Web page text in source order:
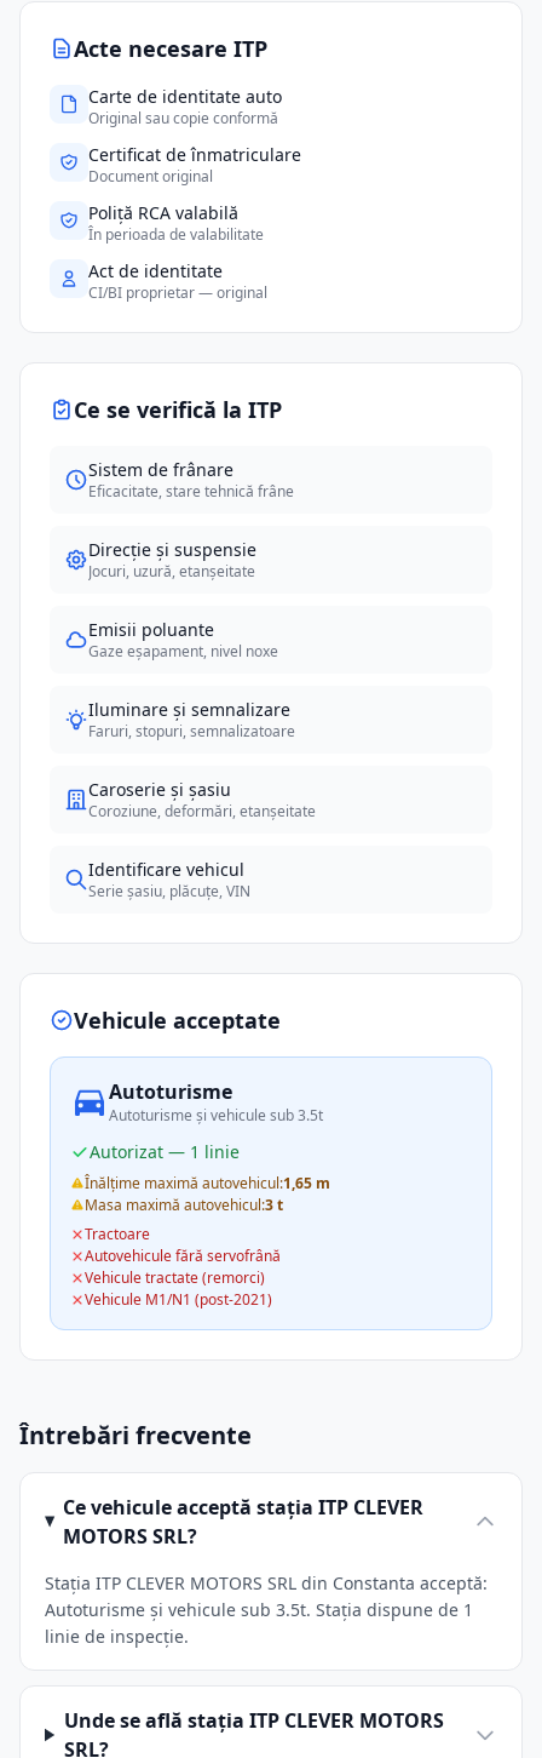
Acte necesare ITP
Carte de identitate auto
Original sau copie conformă
Certificat de înmatriculare
Document original
Poliță RCA valabilă
În perioada de valabilitate
Act de identitate
CI/BI proprietar — original
Ce se verifică la ITP
Sistem de frânare
Eficacitate, stare tehnică frâne
Direcție și suspensie
Jocuri, uzură, etanșeitate
Emisii poluante
Gaze eșapament, nivel noxe
Iluminare și semnalizare
Faruri, stopuri, semnalizatoare
Caroserie și șasiu
Coroziune, deformări, etanșeitate
Identificare vehicul
Serie șasiu, plăcuțe, VIN
Vehicule acceptate
Autoturisme
Autoturisme și vehicule sub 3.5t
Autorizat — 1 linie
Înălțime maximă autovehicul:1,65 m
Masa maximă autovehicul:3 t
Tractoare
Autovehicule fără servofrână
Vehicule tractate (remorci)
Vehicule M1/N1 (post-2021)
Întrebări frecvente
Ce vehicule acceptă stația ITP CLEVER
MOTORS SRL?
Stația ITP CLEVER MOTORS SRL din Constanta acceptă:
Autoturisme și vehicule sub 3.5t. Stația dispune de 1
linie de inspecție.
Unde se află stația ITP CLEVER MOTORS
SRL?